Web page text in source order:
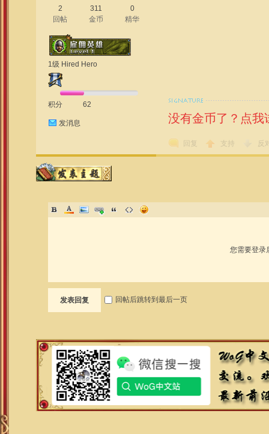
2
回帖
311
金币
0
精华
1级 Hired Hero
积分 62
发消息 没有金币了？点我
回复 支持 反
您需要登录
发表回复 回帖后跳转到最后一页